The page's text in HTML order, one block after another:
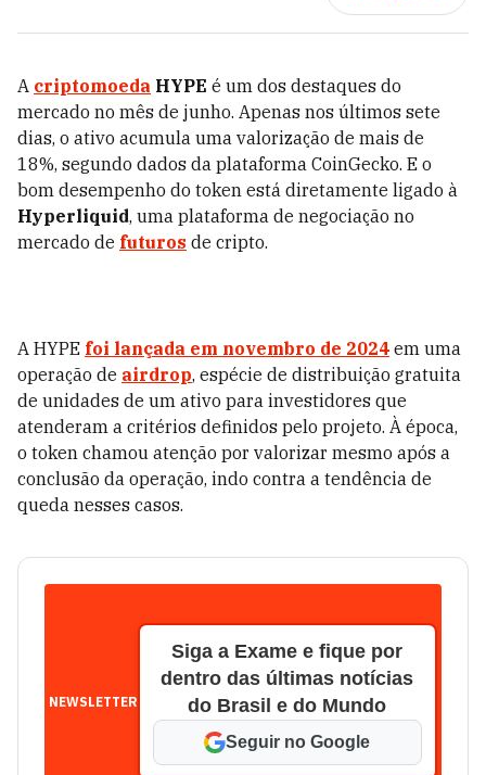
A criptomoeda HYPE é um dos destaques do
mercado no mês de junho. Apenas nos últimos sete
dias, o ativo acumula uma valorização de mais de
18%, segundo dados da plataforma CoinGecko. E o
bom desempenho do token está diretamente ligado à
Hyperliquid, uma plataforma de negociação no
mercado de futuros de cripto.
A HYPE foi lançada em novembro de 2024 em uma
operação de airdrop, espécie de distribuição gratuita
de unidades de um ativo para investidores que
atenderam a critérios definidos pelo projeto. À época,
o token chamou atenção por valorizar mesmo após a
conclusão da operação, indo contra a tendência de
queda nesses casos.
NEWSLETTER
Siga a Exame e fique por
dentro das últimas notícias
do Brasil e do Mundo
Seguir no Google